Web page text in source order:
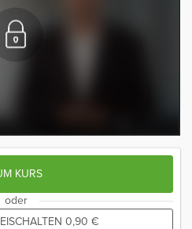
KURS
oder
0,90 €